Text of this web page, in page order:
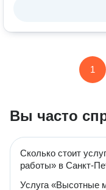
1
Вы часто
Сколько стоит
работы» в Санкт-
Услуга «Высотные